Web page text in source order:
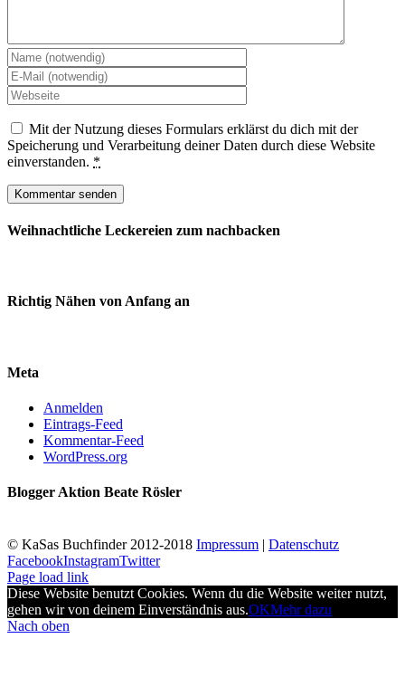
Mit der Nutzung dieses Formulars erklärst du dich mit der
Speicherung und Verarbeitung deiner Daten durch diese Website
einverstanden. *
Weihnachtliche Leckereien zum nachbacken
Richtig Nähen von Anfang an
Meta
Anmelden
Eintrags-Feed
Kommentar-Feed
WordPress.org
Blogger Aktion Beate Rösler
© KaSas Buchfinder 2012-2018 Impressum | Datenschutz
FacebookInstagramTwitter
Page load link
Diese Website benutzt Cookies. Wenn du die Website weiter nutzt,
gehen wir von deinem Einverständnis aus.OKMehr dazu
Nach oben